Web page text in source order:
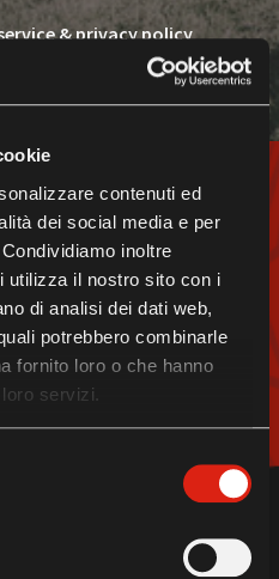
contenuti ed
dei social media e per
inoltre
utilizza il nostro sito con i
di analisi dei dati web,
potrebbero combinarle
fornito loro o che hanno
servizi.
& privacy policy
DES
UNS!